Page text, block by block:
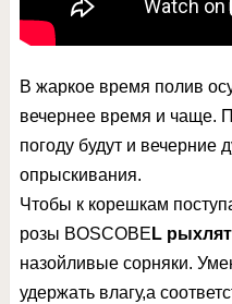
В жаркое время полив
вечернее время и чаще.
погоду будут и
опрыскивания.
Чтобы к корешкам
розы BOSCOBE L
назойливые сорняки.
удержать влагу,а